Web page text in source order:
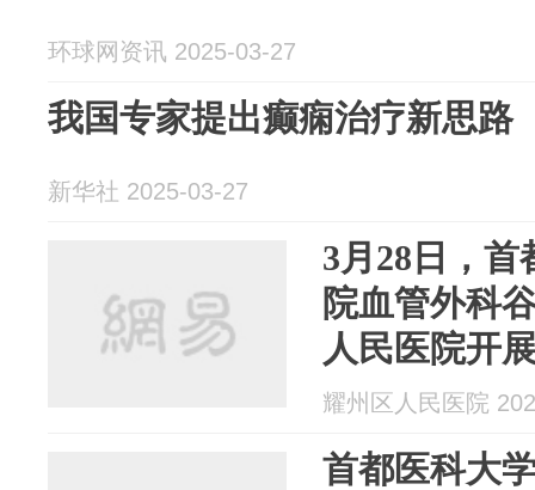
环球网资讯 2025-03-27
我国专家提出癫痫治疗新思路
新华社 2025-03-27
3月28日，
院血管外科
人民医院开
耀州区人民医院
首都医科大